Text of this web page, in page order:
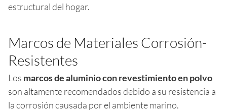
estructural del hogar.
Marcos de Materiales Corrosión-
Resistentes
Los marcos de aluminio con revestimiento en polvo
son altamente recomendados debido a su resistencia a
la corrosión causada por el ambiente marino.